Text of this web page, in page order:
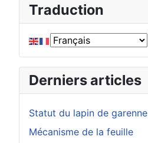
Traduction
Derniers articles
Statut du lapin de garenne
Mécanisme de la feuille